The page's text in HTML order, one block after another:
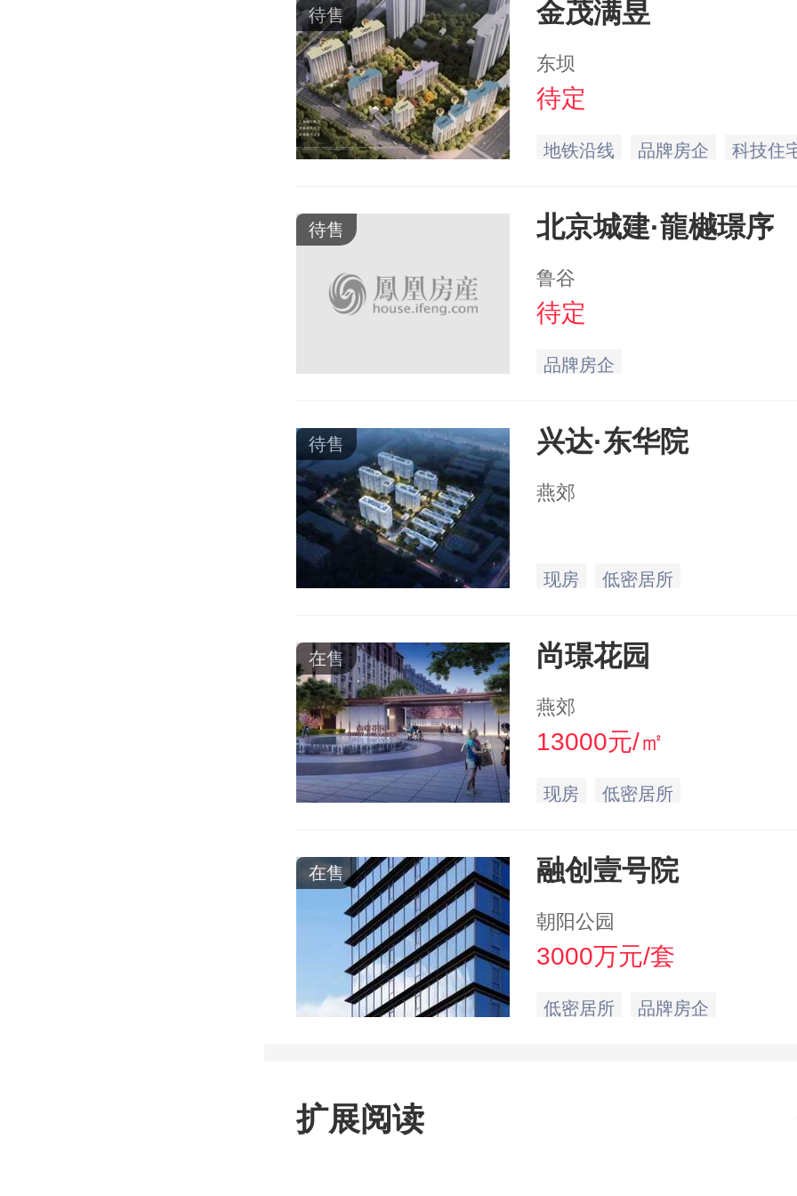
待售 金茂满昱
东坝
待定
地铁沿线 品牌房企 科技住
待售 北京城建·龍樾璟序
鲁谷
待定
品牌房企
待售 兴达·东华院
燕郊
现房 低密居所
在售 尚璟花园
燕郊
13000元/㎡
现房 低密居所
在售 融创壹号院
朝阳公园
3000万元/套
低密居所 品牌房企
扩展阅读